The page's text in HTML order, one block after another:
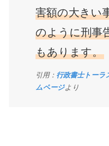
害額の大きい
のように刑事
もあります。
引用： 行政書士トーラ
ムページより